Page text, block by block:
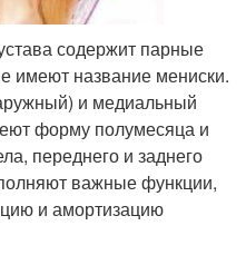
содержит парные
имеют название мениски.
и медиальный
форму полумесяца и
переднего и заднего
важные функции,
и амортизацию